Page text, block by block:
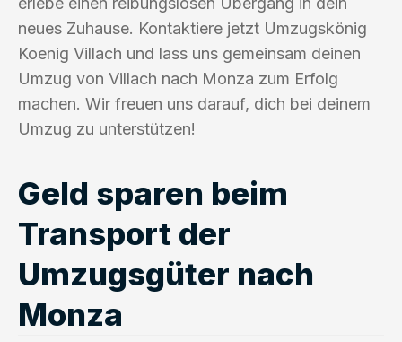
neues Zuhause. Kontaktiere jetzt Umzugskönig
Koenig Villach und lass uns gemeinsam deinen
Umzug von Villach nach Monza zum Erfolg
machen. Wir freuen uns darauf, dich bei deinem
Umzug zu unterstützen!
Geld sparen beim
Transport der
Umzugsgüter nach
Monza